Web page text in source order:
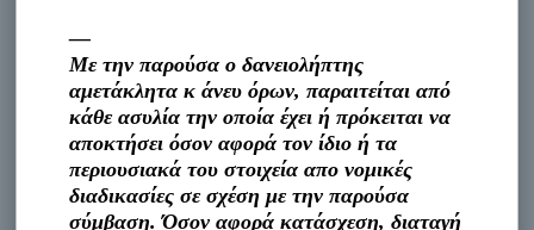
—
Με την παρούσα ο δανειολήπτης
αμετάκλητα κ άνευ όρων, παραιτείται από
κάθε ασυλία την οποία έχει ή πρόκειται να
αποκτήσει όσον αφορά τον ίδιο ή τα
περιουσιακά του στοιχεία απο νομικές
διαδικασίες σε σχέση με την παρούσα
σύμβαση. Όσον αφορά κατάσχεση, διαταγή